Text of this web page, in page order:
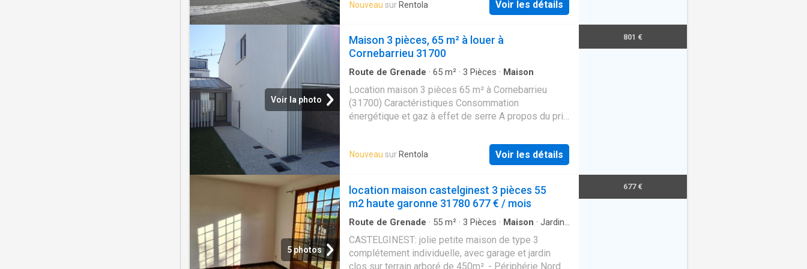
Nouveau sur Rentola Voir les détails
Voir la photo
Maison 3 pièces, 65 m² à louer à
Cornebarrieu 31700
Route de Grenade · 65 m² · 3 Pièces · Maison
Location maison 3 pièces 65 m² à Cornebarrieu
(31700) Caractéristiques Consommation
énergétique et gaz à effet de serre A propos du prix
Nouveau sur Rentola Voir les détails
801 €
5 photos
location maison castelginest 3 pièces 55
m2 haute garonne 31780 677 € / mois
Route de Grenade · 55 m² · 3 Pièces · Maison · Jardin·
CASTELGINEST: jolie petite maison de type 3
complétement individuelle, avec garage et jardin
clos sur terrain arboré de 450m². - Périphérie Nord -
677 €